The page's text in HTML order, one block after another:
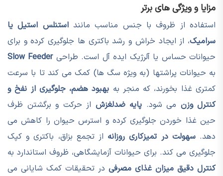
مزایا و ویژگی های برتر
استفاده از ظروف با جنس مناسب ماننداستنلس استیل یا
سرامیک، از ایجاد خراش و رشد باکتری ها جلوگیری کرده و برای
حیوانات حساس یا آلرژیک ایده آل است. طراحیSlow Feeder
به حیوانات پراشتها (به ویژه سگ ها) کمک می کند تا با سرعت
کمتری غذا بخورند، که منجر به بهبود هضم، جلوگیری از نفخ و
کنترل وزن می شود. پایه ضدلغزش از حرکت و برگشتن ظرف
حین غذا خوردن جلوگیری کرده و استرس حیوان را کاهش می
دهد.سهولت در تمیزکاری روزانه از تجمع بزاق، باکتری و کپک
جلوگیری می کند. برای حیوانات آزمایشگاهی، ظروف استاندارد به
کنترل دقیق میزان غذای مصرفی در تحقیقات کمک شایانی می